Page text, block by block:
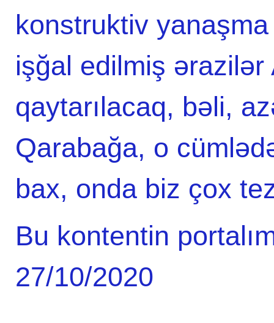
konstruktiv
işğal edilmiş
qaytarılacaq, bəli,
Qarabağa, o
bax, onda biz çox
Bu kontentin
27/10/2020